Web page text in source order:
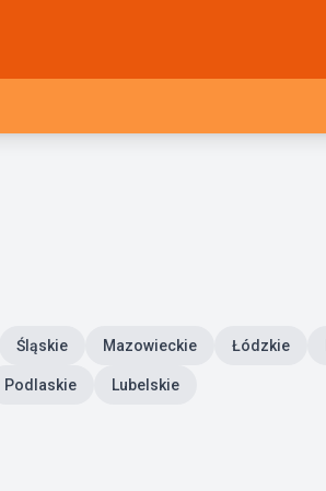
Śląskie Mazowieckie Łódzkie
Podlaskie Lubelskie